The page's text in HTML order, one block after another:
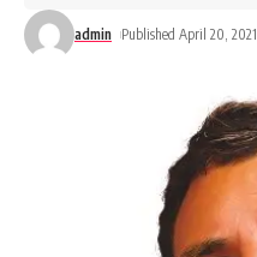
admin Published April 20, 2021